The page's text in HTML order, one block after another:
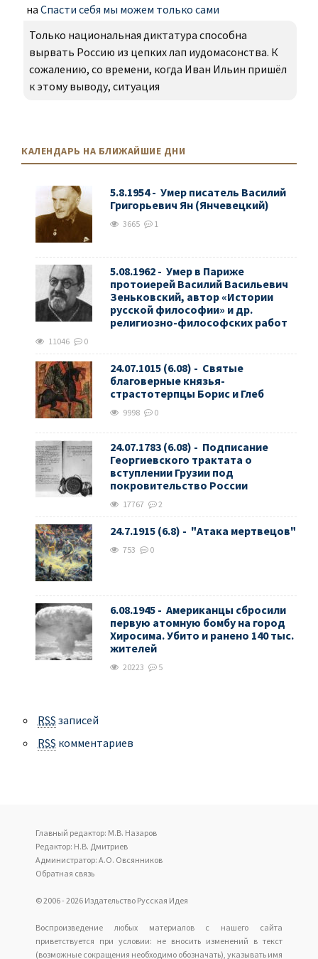
на Спасти себя мы можем только сами
Только национальная диктатура способна
вырвать Россию из цепких лап иудомасонства. К
сожалению, со времени, когда Иван Ильин пришёл
к этому выводу, ситуация
КАЛЕНДАРЬ НА БЛИЖАЙШИЕ ДНИ
5.8.1954 - Умер писатель Василий
Григорьевич Ян (Янчевецкий)
3665 1
5.08.1962 - Умер в Париже
протоиерей Василий Васильевич
Зеньковский, автор «Истории
русской философии» и др.
религиозно-философских работ
11046 0
24.07.1015 (6.08) - Святые
благоверные князья-
страстотерпцы Борис и Глеб
9998 0
24.07.1783 (6.08) - Подписание
Георгиевского трактата о
вступлении Грузии под
покровительство России
17767 2
24.7.1915 (6.8) - "Атака мертвецов"
753 0
6.08.1945 - Американцы сбросили
первую атомную бомбу на город
Хиросима. Убито и ранено 140 тыс.
жителей
20223 5
RSS записей
RSS комментариев
Главный редактор: М.В. Назаров
Редактор: Н.В. Дмитриев
Администратор: А.О. Овсянников
Обратная связь
© 2006 - 2026 Издательство Русская Идея
Воспроизведение любых материалов с нашего сайта
приветствуется при условии: не вносить изменений в текст
(возможные сокращения необходимо обозначать), указывать имя